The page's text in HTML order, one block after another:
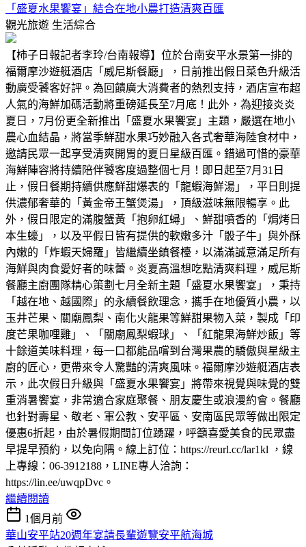
「盛夏水果饗宴」結合在地小農打造清爽百匯
觀光旅遊 生活綜合
【柿子日報記者李玲/台南報導】位於台南安平水景第一排的
福爾摩沙遊艇酒店「威尼斯餐廳」，日前推出假日菜色升級活
動廣受饕客好評。為回饋廣大消費者的熱烈支持，酒店宣布超
人氣的海鮮加碼活動將重磅延長至7月底！此外，為迎接炎炎
夏日，7月份更全新推出「盛夏水果饗宴」主題，嚴選在地小
農心血結晶，將當季鮮甜水果巧妙融入各式奢華海陸食材中，
邀請民眾一起享受清爽開胃的夏日星級百匯。錯過可惜的豪華
海鮮陣容將持續陪伴饕客度過整個七月！即日起至7月31日
止，假日餐期持續供應鮮甜爆表的「龍蝦海鮮湯」，平日則提
供濃郁奢華的「黃金帝王蟹煲湯」，頂級滋味無限暢享。此
外，假日限定的滿腹蟹黃「抱卵紅蟳」、鮮甜噴香的「焗烤日
本生蠔」，以及平假日皆有提供的軟嫩多汁「骰子牛」與外酥
內嫩的「炸蝦天婦羅」皆繼續坐鎮餐檯，以滿滿誠意滿足所有
海鮮與肉食愛好者的味蕾。炎夏高溫想吃點清爽料理，威尼斯
餐廳主廚團隊精心策劃七月全新主題「盛夏水果饗宴」，秉持
「越在地、越國際」的永續餐飲理念，攜手在地優質小農，以
玉井芒果、關廟鳳梨、南化火龍果等鮮甜果物入菜，製成「印
度芒果咖哩雞」、「關廟鳳梨蝦球」、「紅龍果海鮮炒飯」等
十餘道美味料理，每一口都能品嚐到台灣果農的驕傲與星級主
廚的匠心，更帶來令人驚豔的清爽風味。福爾摩沙遊艇酒店表
示，此次假日升級與「盛夏水果饗宴」將帶來視覺與味覺的雙
重消暑饗宴，非常適合家庭聚餐、朋友慶生或浪漫約會。餐廳
也針對壽星、敬老、軍公教、安平區、安南區民眾等做出限定
優惠6折起，由於暑假期間訂位踴躍，呼籲喜愛美食的民眾盡
早提早預約，以免向隅。線上訂位：https://reurl.cc/lar1kl ，線
上專線：06-3912188，LINE專人洽詢：
https://lin.ee/uwqpDvc。
繼續閱讀
1個月前
華山安平站20週年宴請長輩遊覽安平航海城